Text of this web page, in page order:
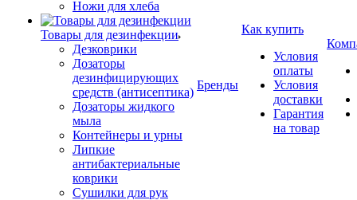
Ножи для хлеба
Товары для дезинфекции
Дезковрики
Дозаторы
дезинфицирующих
средств (антисептика)
Дозаторы жидкого
мыла
Контейнеры и урны
Липкие
антибактериальные
коврики
Сушилки для рук
Бренды
Как купить
Условия
оплаты
Условия
доставки
Гарантия
на товар